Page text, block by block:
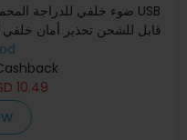
قابل للشحن تحذير أمان خلفي
10.49